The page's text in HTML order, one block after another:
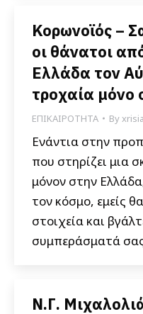
Κορωνοϊός –
οι θάνατοι
Ελλάδα τον
τροχαία μόνο
ΕΠΙΚΑΙΡΟΤΗΤΑ By
Ενάντια στην
που στηρίζει μια
μόνον στην
τον κόσμο, εμείς
στοιχεία και
συμπεράσματά
Ν.Γ.